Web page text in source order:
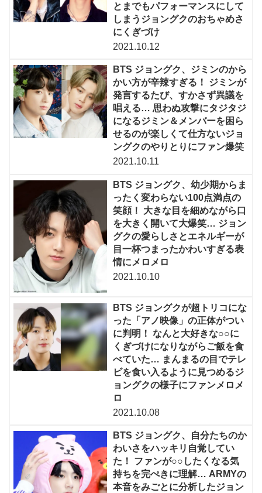
とまでもパフォーマンスにして
しまうジョングクのおちゃめさ
にくぎづけ
2021.10.12
BTS ジョングク、ジミンのから
かい方が辛辣すぎる！ ジミンが
発言するたび、すかさず異議を
唱える… 思わぬ攻撃にタジタジ
になるジミン＆メンバーを困ら
せるのが楽しくて仕方ないジョ
ングクのやりとりにファン爆笑
2021.10.11
BTS ジョングク、幼少期からま
ったく変わらない100点満点の
笑顔！ 大きな目を細めながら口
を大きく開いて大爆笑… ジョン
グクの愛らしさとエネルギーが
目一杯つまったかわいすぎる表
情にメロメロ
2021.10.10
BTS ジョングクが超トリコにな
った「アノ映像」の正体がつい
に判明！ なんと大好きな○○に
くぎづけになりながらご飯を食
べていた… まんまるの目でテレ
ビを食い入るように見つめるジ
ョングクの様子にファンメロメ
ロ
2021.10.08
BTS ジョングク、自分たちのか
わいさをハッキリ自覚してい
た！ ファンが○○したくなる気
持ちを完ぺきに理解… ARMYの
本音をみごとに分析したジョン